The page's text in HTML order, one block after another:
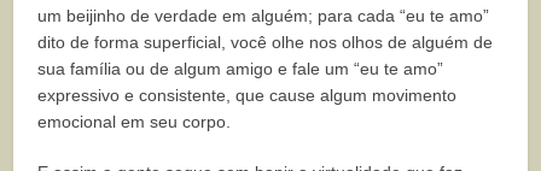
um beijinho de verdade em alguém; para cada “eu te amo”
dito de forma superficial, você olhe nos olhos de alguém de
sua família ou de algum amigo e fale um “eu te amo”
expressivo e consistente, que cause algum movimento
emocional em seu corpo.